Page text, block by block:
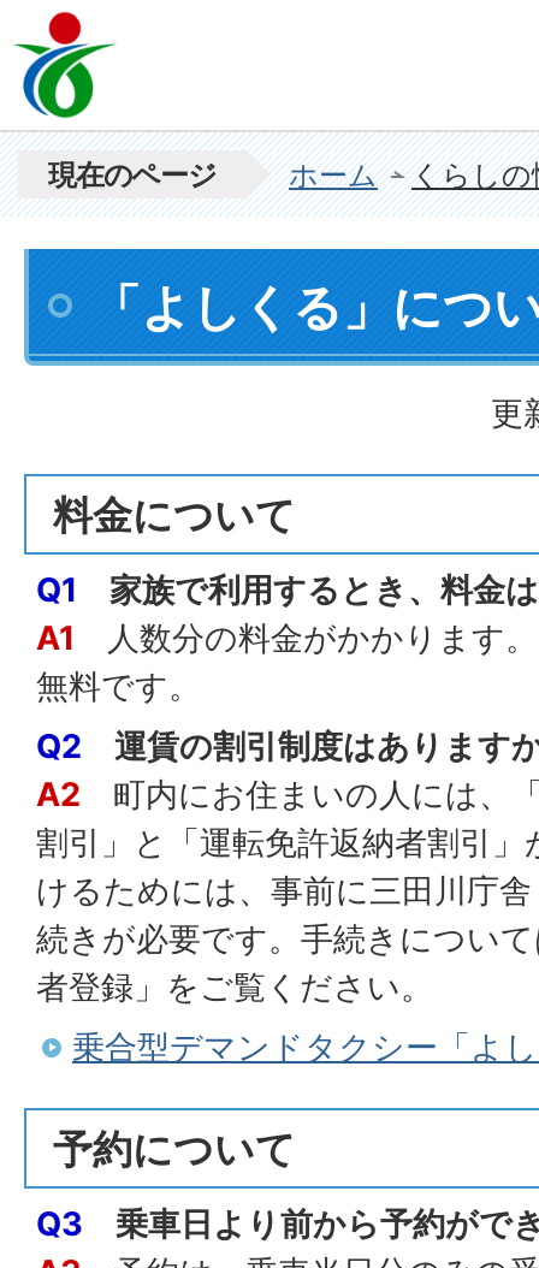
現在のページ ホーム くらしの
「よしくる」につ
更
料金について
Q1
家族で利用するとき、料金
A1 人数分の料金がかかります
無料です。
Q2
運賃の割引制度はあります
A2 町内にお住まいの人には、
割引」と「運転免許返納者割引
けるためには、事前に三田川庁
続きが必要です。手続きについ
者登録」をご覧ください。
乗合型デマンドタクシー「よ
予約について
Q3
乗車日より前から予約がで